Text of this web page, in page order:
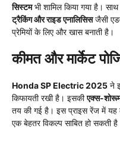
सिस्टमभी शामिल किया गया है।
ट्रैकिंग और राइड एनालिसिसजैसी
प्रेमियों के लिए और खास बनाती है।
कीमत और मार्केट
Honda SP Electric 2025 ने
किफायती रखी है। इसकीएक्स-
तय की गई है। इस प्राइस रेंज में यह
एक बेहतर विकल्प साबित हो सकती